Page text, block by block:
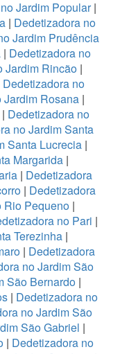
Jardim Popular|
| Dedetizadora no
Jardim Prudência
| Dedetizadora no
Jardim Rincão|
Dedetizadora no
Jardim Rosana |
| Dedetizadora no
no Jardim Santa
Santa Lucrecia|
Margarida |
| Dedetizadora
| Dedetizadora
Rio Pequeno|
no Pari |
Terezinha |
| Dedetizadora
no Jardim São
São Bernardo|
| Dedetizadora no
no Jardim São
São Gabriel |
| Dedetizadora no